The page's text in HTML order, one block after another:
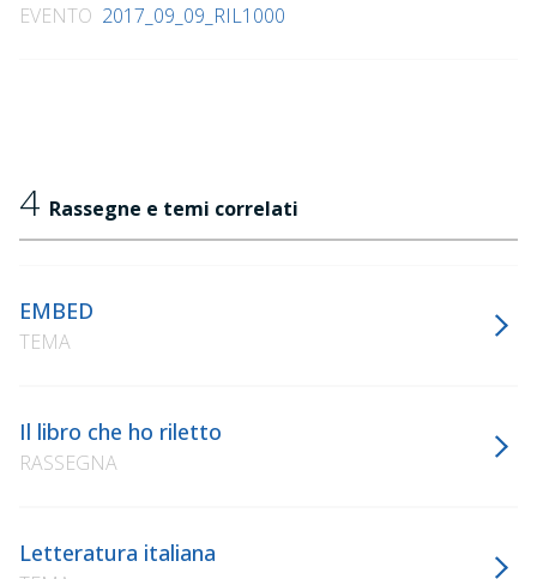
EVENTO 2017_09_09_RIL1000
4 Rassegne e temi correlati
EMBED
TEMA
Il libro che ho riletto
RASSEGNA
Letteratura italiana